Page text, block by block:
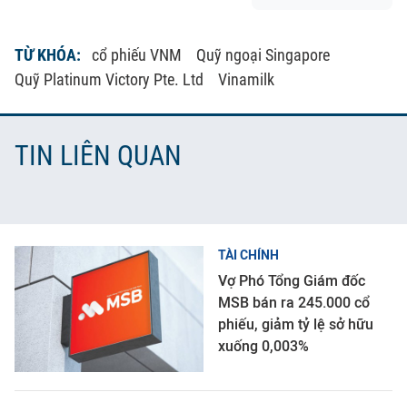
TỪ KHÓA: cổ phiếu VNM
Quỹ ngoại Singapore
Quỹ Platinum Victory Pte. Ltd
Vinamilk
TIN LIÊN QUAN
TÀI CHÍNH
Vợ Phó Tổng Giám đốc
MSB bán ra 245.000 cổ
phiếu, giảm tỷ lệ sở hữu
xuống 0,003%